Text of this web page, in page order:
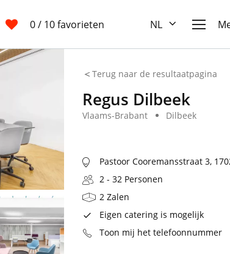
0/ 10 favorieten NL
Terug naar de resultaatpagina
Regus Dilbeek
Vlaams-Brabant Dilbeek
Pastoor Cooremansstraat 3,
2 - 32 Personen
2 Zalen
Eigen catering is mogelijk
Toon mij het telefoonnummer